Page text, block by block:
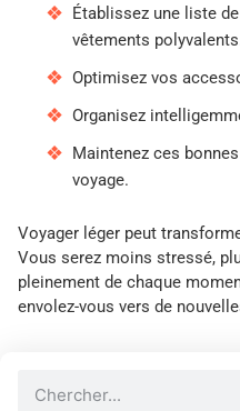
Établissez une liste
vêtements
Optimisez vos
Organisez
Maintenez ces
voyage.
Voyager léger peut
Vous serez moins stressé,
pleinement de chaque
envolez-vous vers de